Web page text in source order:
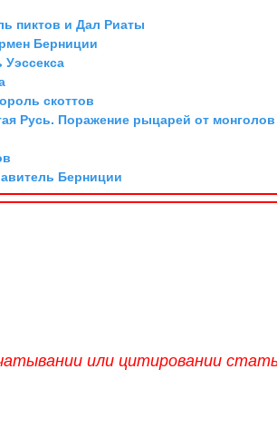
пиктов и Дал Риаты
Берниции
скоттов
Русь. Поражение рыцарей от монголов
Берниции
или цитировании